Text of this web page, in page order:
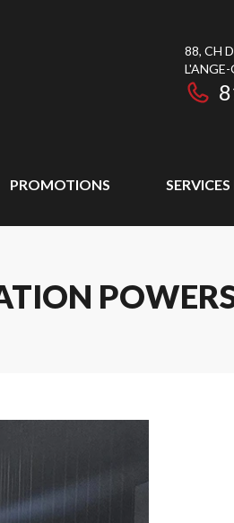
88, CH
PROMOTIONS